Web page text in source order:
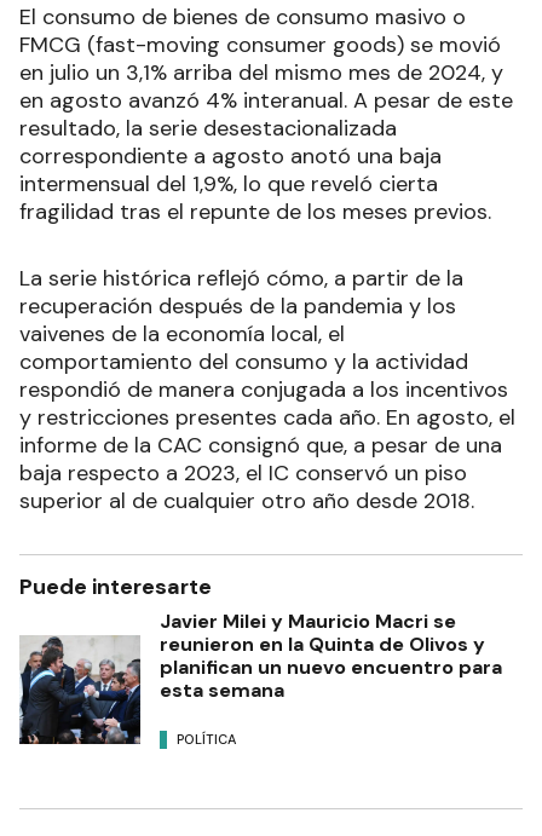
El consumo de bienes de consumo masivo o
FMCG (fast-moving consumer goods) se movió
en julio un 3,1% arriba del mismo mes de 2024, y
en agosto avanzó 4% interanual. A pesar de este
resultado, la serie desestacionalizada
correspondiente a agosto anotó una baja
intermensual del 1,9%, lo que reveló cierta
fragilidad tras el repunte de los meses previos.
La serie histórica reflejó cómo, a partir de la
recuperación después de la pandemia y los
vaivenes de la economía local, el
comportamiento del consumo y la actividad
respondió de manera conjugada a los incentivos
y restricciones presentes cada año. En agosto, el
informe de la CAC consignó que, a pesar de una
baja respecto a 2023, el IC conservó un piso
superior al de cualquier otro año desde 2018.
Puede interesarte
Javier Milei y Mauricio Macri se
reunieron en la Quinta de Olivos y
planifican un nuevo encuentro para
esta semana
POLÍTICA